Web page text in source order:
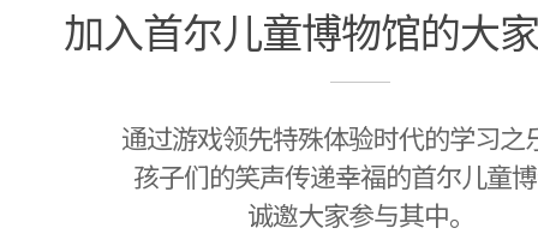
加入首尔儿童博物馆的大
通过游戏领先特殊体验时代的学习之
孩子们的笑声传递幸福的首尔儿童
诚邀大家参与其中。